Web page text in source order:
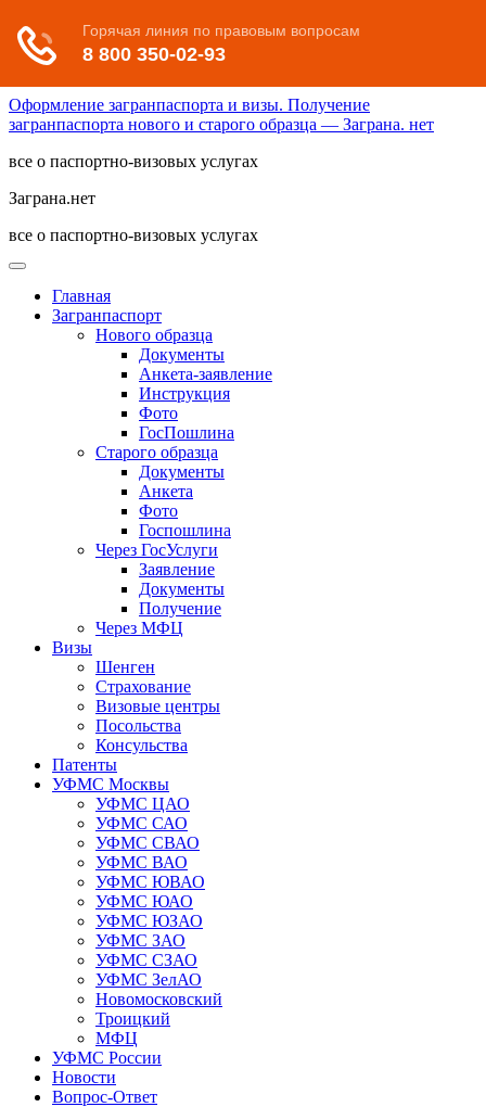
Оформление загранпаспорта и визы. Получение
загранпаспорта нового и старого образца — Заграна. нет
все о паспортно-визовых услугах
Заграна.нет
все о паспортно-визовых услугах
Главная
Загранпаспорт
Нового образца
Документы
Анкета-заявление
Инструкция
Фото
ГосПошлина
Старого образца
Документы
Анкета
Фото
Госпошлина
Через ГосУслуги
Заявление
Документы
Получение
Через МФЦ
Визы
Шенген
Страхование
Визовые центры
Посольства
Консульства
Патенты
УФМС Москвы
УФМС ЦАО
УФМС САО
УФМС СВАО
УФМС ВАО
УФМС ЮВАО
УФМС ЮАО
УФМС ЮЗАО
УФМС ЗАО
УФМС СЗАО
УФМС ЗелАО
Новомосковский
Троицкий
МФЦ
УФМС России
Новости
Вопрос-Ответ